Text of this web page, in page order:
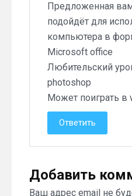
Предложенная
подойдёт для
компьютера в
Microsoft office
Любительский
photoshop
Может поиграть в
Ответить
Добавить
Ваш адрес email не